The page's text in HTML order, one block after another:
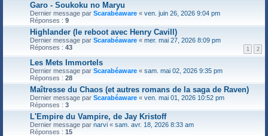
Garo - Soukoku no Maryu
Dernier message par Scarabéaware « ven. juin 26, 2026 9:04 pm
Réponses : 9
Highlander (le reboot avec Henry Cavill)
Dernier message par Scarabéaware « mer. mai 27, 2026 8:09 pm
Réponses : 43 1 2
Les Mets Immortels
Dernier message par Scarabéaware « sam. mai 02, 2026 9:35 pm
Réponses : 28
Maîtresse du Chaos (et autres romans de la saga de Raven)
Dernier message par Scarabéaware « ven. mai 01, 2026 10:52 pm
Réponses : 3
L'Empire du Vampire, de Jay Kristoff
Dernier message par narvi « sam. avr. 18, 2026 8:33 am
Réponses : 15